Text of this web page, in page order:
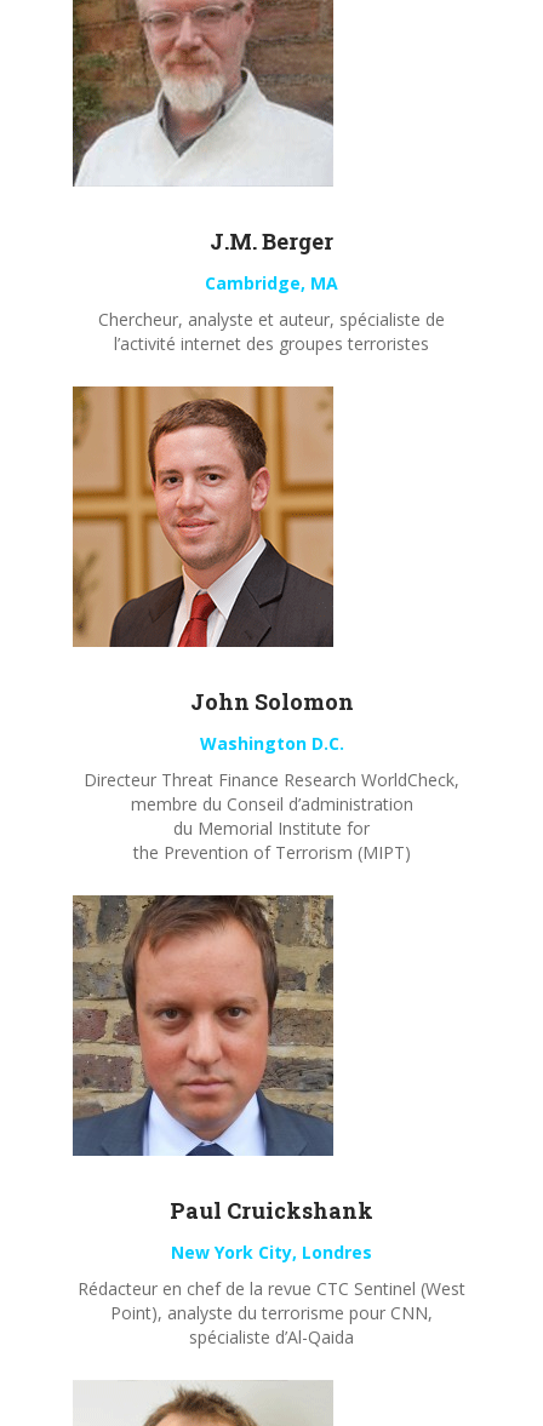
J.M. Berger
Cambridge, MA
Chercheur, analyste et auteur, spécialiste de
l’activité internet des groupes terroristes
John Solomon
Washington D.C.
Directeur Threat Finance Research WorldCheck,
membre du Conseil d’administration
du Memorial Institute for
the Prevention of Terrorism (MIPT)
Paul Cruickshank
New York City, Londres
Rédacteur en chef de la revue CTC Sentinel (West
Point), analyste du terrorisme pour CNN,
spécialiste d’Al-Qaida